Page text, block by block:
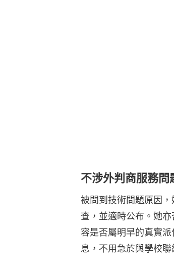
不涉外判商服務
被問到技術問題原因
查，並適時公布。她
容是否屬明早的真實
息，不用急於與學校